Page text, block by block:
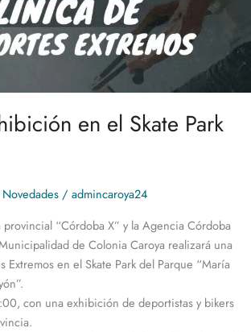
en el Skate Park
Novedades / admincaroya24
“Córdoba X” y la Agencia Córdoba
de Colonia Caroya realizará una
en el Skate Park del Parque “María
con una exhibición de deportistas y bikers